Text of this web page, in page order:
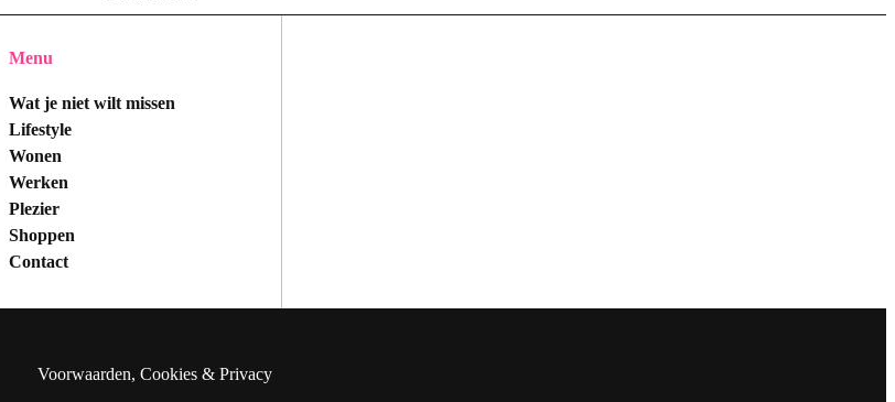
Menu
Wat je niet wilt missen
Lifestyle
Wonen
Werken
Plezier
Shoppen
Contact
Voorwaarden, Cookies & Privacy